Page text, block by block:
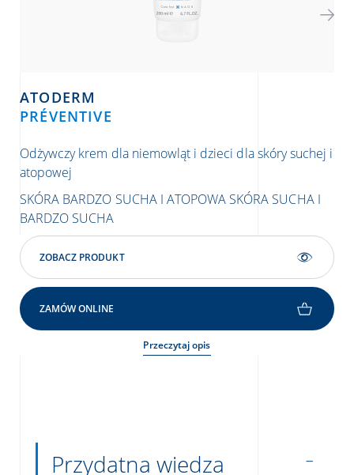
ATODERM
PRÉVENTIVE
Odżywczy krem ​​dla niemowląt i dzieci dla skóry suchej i
atopowej
SKÓRA BARDZO SUCHA I ATOPOWA SKÓRA SUCHA I
BARDZO SUCHA
ZOBACZ PRODUKT
ZAMÓW ONLINE
Przeczytaj opis
Przydatna wiedza